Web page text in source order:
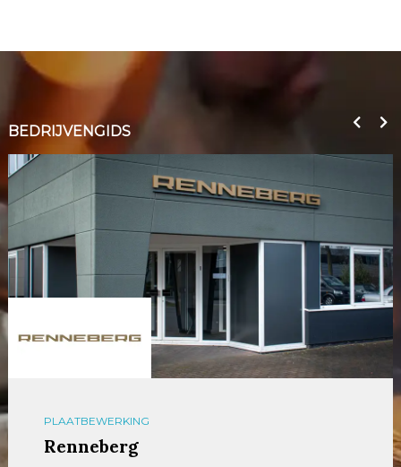
BEDRIJVENGIDS
PLAATBEWERKING
Renneberg